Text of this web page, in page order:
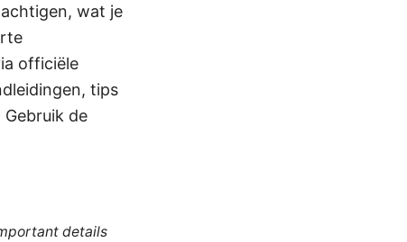
wat je
officiële
tips
de
details